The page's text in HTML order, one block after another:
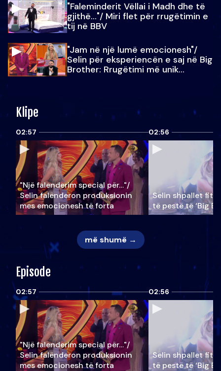
"Faleminderit Vëllai i Madh dhe të
gjithë…"/ Miri flet për rrugëtimin e
tij në BBV
"Jam në një lumë emocionesh"/
Selin për eksperiencën e saj në Big
Brother: Rrugëtimi më unik…
Klipe
02:57
"Një falenderim special për…"/
Selin falënderon produksionin
mes emocionesh të forta
02:56
Selin shpallet
të pestë të ‘Big
më shumë →
Episode
02:57
"Një falenderim special për…"/
Selin falënderon produksionin
mes emocionesh të forta
02:56
Selin shpallet
të pestë të ‘Big